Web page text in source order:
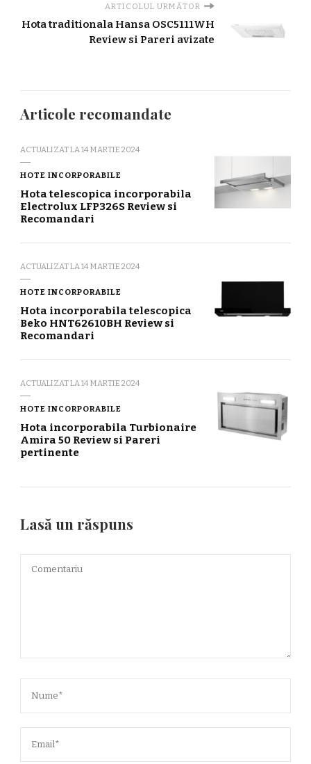
ARTICOLUL URMĂTOR
Hota traditionala Hansa OSC5111WH
Review si Pareri avizate
Articole recomandate
ACTUALIZAT LA 14 MARTIE 2024
HOTE INCORPORABILE
Hota telescopica incorporabila
Electrolux LFP326S Review si
Recomandari
ACTUALIZAT LA 14 MARTIE 2024
HOTE INCORPORABILE
Hota incorporabila telescopica
Beko HNT62610BH Review si
Recomandari
ACTUALIZAT LA 14 MARTIE 2024
HOTE INCORPORABILE
Hota incorporabila Turbionaire
Amira 50 Review si Pareri
pertinente
Lasă un răspuns